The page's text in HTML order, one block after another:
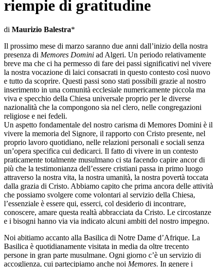
riempie di gratitudine
di Maurizio Balestra*
Il prossimo mese di marzo saranno due anni dall’inizio della nostra
presenza di Memores Domini ad Algeri. Un periodo relativamente
breve ma che ci ha permesso di fare dei passi significativi nel vivere
la nostra vocazione di laici consacrati in questo contesto così nuovo
e tutto da scoprire. Questi passi sono stati possibili grazie al nostro
inserimento in una comunità ecclesiale numericamente piccola ma
viva e specchio della Chiesa universale proprio per le diverse
nazionalità che la compongono sia nel clero, nelle congregazioni
religiose e nei fedeli.
Un aspetto fondamentale del nostro carisma di Memores Domini è il
vivere la memoria del Signore, il rapporto con Cristo presente, nel
proprio lavoro quotidiano, nelle relazioni personali e sociali senza
un’opera specifica cui dedicarci. Il fatto di vivere in un contesto
praticamente totalmente musulmano ci sta facendo capire ancor di
più che la testimonianza dell’essere cristiani passa in primo luogo
attraverso la nostra vita, la nostra umanità, la nostra povertà toccata
dalla grazia di Cristo. Abbiamo capito che prima ancora delle attività
che possiamo svolgere come volontari al servizio della Chiesa,
l’essenziale è essere qui, esserci, col desiderio di incontrare,
conoscere, amare questa realtà abbracciata da Cristo. Le circostanze
e i bisogni hanno via via indicato alcuni ambiti del nostro impegno.
Noi abitiamo accanto alla Basilica di Notre Dame d’Afrique. La
Basilica è quotidianamente visitata in media da oltre trecento
persone in gran parte musulmane. Ogni giorno c’è un servizio di
accoglienza, cui partecipiamo anche noi Memores. In genere i